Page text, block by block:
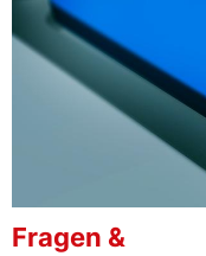
Fragen &